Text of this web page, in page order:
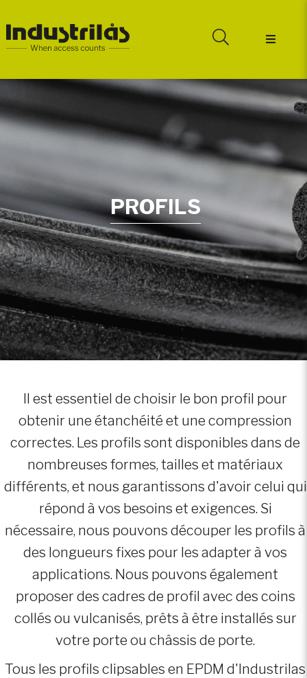
PROFILS
Il est essentiel de choisir le bon profil pour
obtenir une étanchéité et une compression
correctes. Les profils sont disponibles dans de
nombreuses formes, tailles et matériaux
différents, et nous garantissons d'avoir celui qui
répond à vos besoins et exigences. Si
nécessaire, nous pouvons découper les profils à
des longueurs fixes pour les adapter à vos
applications. Nous pouvons également
proposer des cadres de profil avec des coins
collés ou vulcanisés, prêts à être installés sur
votre porte ou châssis de porte.
Tous les profils clipsables en EPDM d'Industrilas